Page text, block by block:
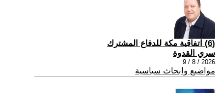
(6) اتفاقية مكة للدفاع المشترك
سري القدوة
2026 / 8 / 9
مواضيع وابحاث سياسية